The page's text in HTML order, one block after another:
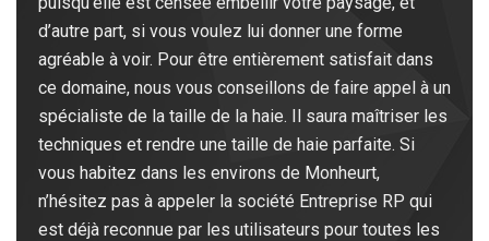
d’autre part, si vous voulez lui donner une forme
agréable à voir. Pour être entièrement satisfait dans
ce domaine, nous vous conseillons de faire appel à un
spécialiste de la taille de la haie. Il saura maîtriser les
techniques et rendre une taille de haie parfaite. Si
vous habitez dans les environs de Monheurt,
n’hésitez pas à appeler la société Entreprise RP qui
est déjà reconnue par les utilisateurs pour toutes les